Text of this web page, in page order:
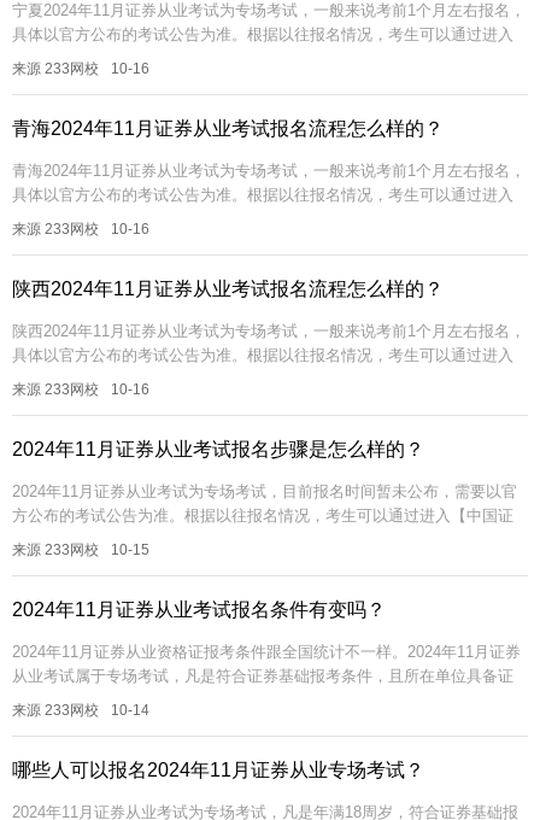
宁夏2024年11月证券从业考试为专场考试，一般来说考前1个月左右报名，
具体以官方公布的考试公告为准。根据以往报名情况，考生可以通过进入
【中国证券业协会网站】完成报名缴费。立即进入>>宁夏...
来源 233网校 10-16
青海2024年11月证券从业考试报名流程怎么样的？
青海2024年11月证券从业考试为专场考试，一般来说考前1个月左右报名，
具体以官方公布的考试公告为准。根据以往报名情况，考生可以通过进入
【中国证券业协会网站】完成报名缴费。立即进入>>青海...
来源 233网校 10-16
陕西2024年11月证券从业考试报名流程怎么样的？
陕西2024年11月证券从业考试为专场考试，一般来说考前1个月左右报名，
具体以官方公布的考试公告为准。根据以往报名情况，考生可以通过进入
【中国证券业协会网站】完成报名缴费。立即进入>>陕西...
来源 233网校 10-16
2024年11月证券从业考试报名步骤是怎么样的？
2024年11月证券从业考试为专场考试，目前报名时间暂未公布，需要以官
方公布的考试公告为准。根据以往报名情况，考生可以通过进入【中国证
券业协会网站】完成报名缴费。立即进入>>2024年11...
来源 233网校 10-15
2024年11月证券从业考试报名条件有变吗？
2024年11月证券从业资格证报考条件跟全国统计不一样。2024年11月证券
从业考试属于专场考试，凡是符合证券基础报考条件，且所在单位具备证
券从业专场集体报名的考生可以报考。【超全资料包】【证券真题免...
来源 233网校 10-14
哪些人可以报名2024年11月证券从业专场考试？
2024年11月证券从业考试为专场考试，凡是年满18周岁，符合证券基础报